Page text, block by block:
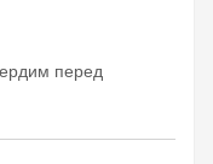
перед